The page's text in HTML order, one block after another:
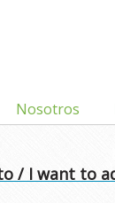
Nosotros
/ I want to